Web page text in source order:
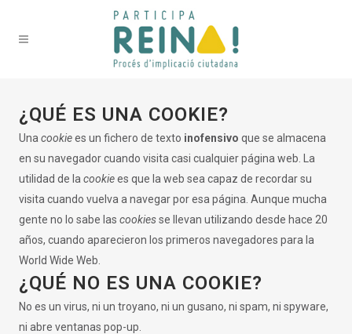
¿QUÉ ES UNA COOKIE?
Una cookiees un fichero de texto inofensivo que se almacena
en su navegador cuando visita casi cualquier página web. La
utilidad de la cookiees que la web sea capaz de recordar su
visita cuando vuelva a navegar por esa página. Aunque mucha
gente no lo sabe las cookiesse llevan utilizando desde hace 20
años, cuando aparecieron los primeros navegadores para la
World Wide Web.
¿QUÉ NO ES UNA COOKIE?
No es un virus, ni un troyano, ni un gusano, ni spam, ni spyware,
ni abre ventanas pop-up.